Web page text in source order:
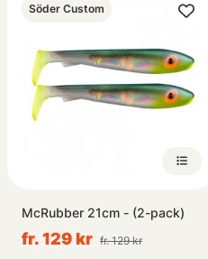
Söder Custom
McRubber 21cm - (2-pack)
fr. 129 kr fr. 129 kr